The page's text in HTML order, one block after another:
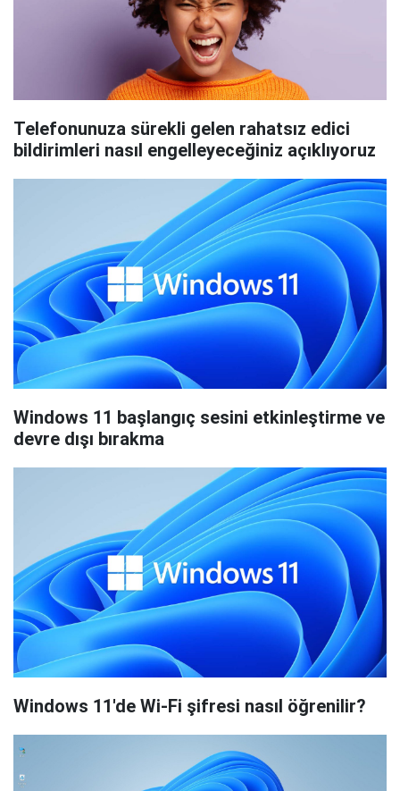
Telefonunuza sürekli gelen rahatsız edici
bildirimleri nasıl engelleyeceğiniz açıklıyoruz
Windows 11 başlangıç sesini etkinleştirme ve
devre dışı bırakma
Windows 11'de Wi-Fi şifresi nasıl öğrenilir?